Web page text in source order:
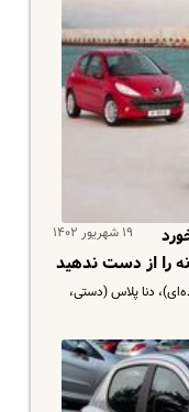
۱۹ شهریور ۱۴۰۲
۲۰۷ (اتوماتیک و دنده‌ای)، دنا پلاس (دستی،